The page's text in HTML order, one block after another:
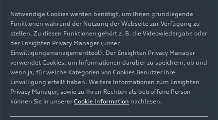
Standaufnahme
Farbe: Tangorot
Bild-Nr: A1913256 · Copyright: AUDI AG
Rechte: Verwendung für Pressezwecke honorarfrei
Notwendige Cookies werden benötigt, um Ihnen grundlegende
Funktionen während der Nutzung der Webseite zur Verfügung zu
stellen. Zu diesen Funktionen gehört z. B. die Videowiedergabe oder
der Ensighten Privacy Manager (unser
Einwilligungsmanagementtool). Der Ensighten Privacy Manager
verwendet Cookies, um Informationen darüber zu speichern, ob und
wenn ja, für welche Kategorien von Cookies Benutzer ihre
Einwilligung erteilt haben. Weitere Informationen zum Ensighten
Privacy Manager, sowie zu Ihren Rechten als betroffene Person
können Sie in unserer Cookie Information nachlesen.